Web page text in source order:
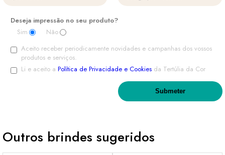
Deseja impressão no seu produto?
Sim
Não
Aceito receber periodicamente novidades e campanhas dos vossos
produtos e serviços.
Li e aceito a Política de Privacidade e Cookies da Tertúlia da Cor
Outros brindes sugeridos